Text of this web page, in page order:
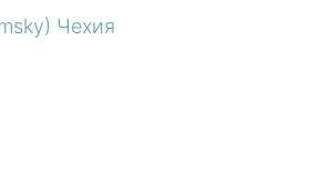
Чехия